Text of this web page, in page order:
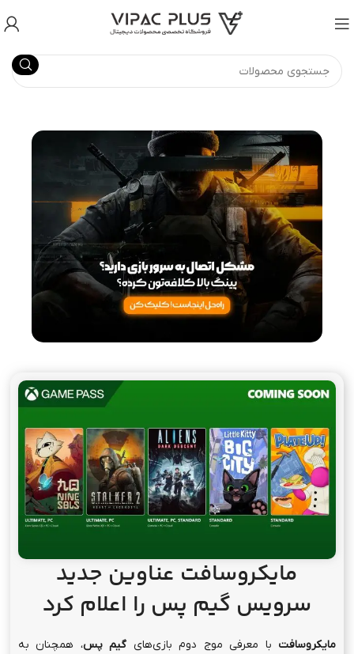
مایکروسافت عناوین جدید
سرویس گیم پس را اعلام کرد
مایکروسافت با معرفی موج دوم بازی‌هایگیم پس، همچنان به